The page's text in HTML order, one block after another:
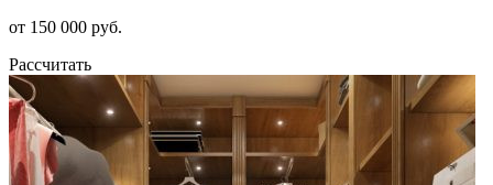
от 150 000 руб.
Рассчитать